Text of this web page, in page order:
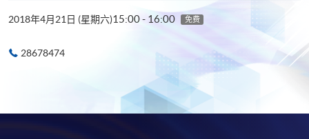
2018年4月21日 (星期六)15:00 - 16:00 免费
28678474